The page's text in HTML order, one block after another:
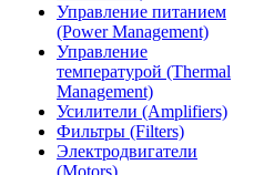
Управление питанием
(Power Management)
Управление
температурой (Thermal
Management)
Усилители (Amplifiers)
Фильтры (Filters)
Электродвигатели
(Motors)